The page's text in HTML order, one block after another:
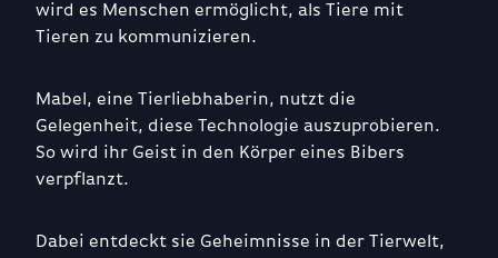
wird es Menschen ermöglicht, als Tiere mit
Tieren zu kommunizieren.
Mabel, eine Tierliebhaberin, nutzt die
Gelegenheit, diese Technologie auszuprobieren.
So wird ihr Geist in den Körper eines Bibers
verpflanzt.
Dabei entdeckt sie Geheimnisse in der Tierwelt,